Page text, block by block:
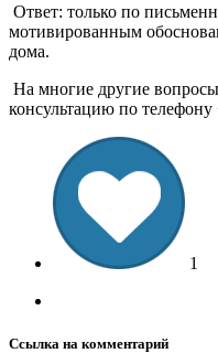
Ответ: только по
мотивированным
дома.
На многие другие
консультацию по
1
Ссылка на комментарий